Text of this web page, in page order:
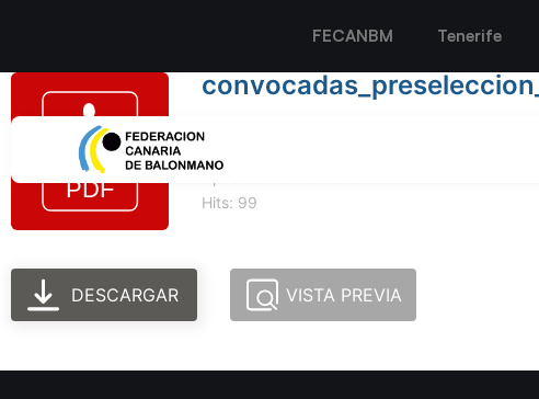
FECANBM Tenerife
Hits: 99
DESCARGAR VISTA PREVIA